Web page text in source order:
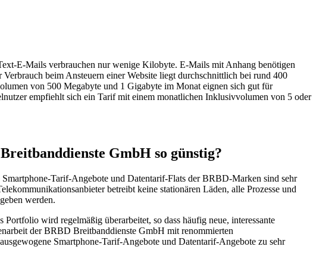
E-Mails verbrauchen nur wenige Kilobyte. E-Mails mit Anhang benötigen
beim Ansteuern einer Website liegt durchschnittlich bei rund 400
von 500 Megabyte und 1 Gigabyte im Monat eignen sich gut für
empfiehlt sich ein Tarif mit einem monatlichen Inklusivvolumen von 5 oder
GmbH so günstig?
Tarif-Angebote und Datentarif-Flats der BRBD-Marken sind sehr
betreibt keine stationären Läden, alle Prozesse und
werden.
wird regelmäßig überarbeitet, so dass häufig neue, interessante
der BRBD Breitbanddienste GmbH mit renommierten
Smartphone-Tarif-Angebote und Datentarif-Angebote zu sehr